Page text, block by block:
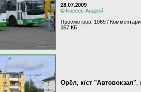
28.07.2009
© Kиpeeв Aндpeй
Просмотров: 1069 /
357 КБ
Орёл, к/ст "Автовокзал"